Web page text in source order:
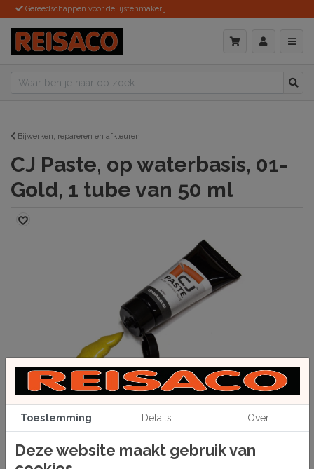
Gereedschappen voor de lijstenmakerij
Bijwerken, repareren en afkleuren
CJ Paste, op waterbasis, 01-
Gold, 1 tube van 50 ml
Beschrijving
Toestemming Details Over
Deze website maakt gebruik van